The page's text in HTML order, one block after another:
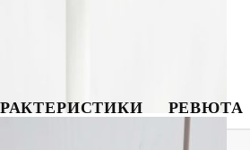
РЕВЮТА